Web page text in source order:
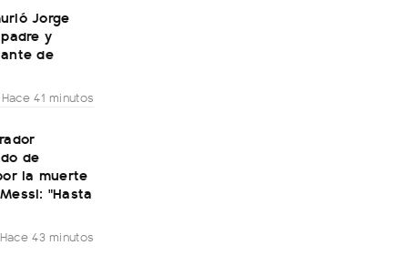
Jorge
y
de
Hace 41 minutos
de
la muerte
"Hasta
Hace 43 minutos